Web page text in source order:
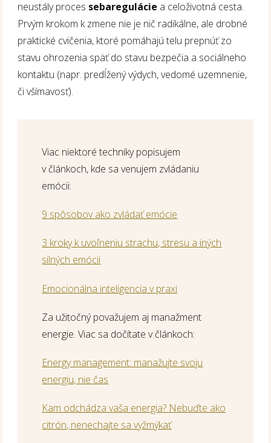
neustály proces sebaregulácie a celoživotná cesta.
Prvým krokom k zmene nie je nič radikálne, ale drobné
praktické cvičenia, ktoré pomáhajú telu prepnúť zo
stavu ohrozenia späť do stavu bezpečia a sociálneho
kontaktu (napr. predĺžený výdych, vedomé uzemnenie,
či všímavosť).
Viac niektoré techniky popisujem
v článkoch, kde sa venujem zvládaniu
emócii:
9 spôsobov ako zvládať emócie
3 kroky k uvoľneniu strachu, stresu a iných
silných emócii
Emocionálna inteligencia v praxi
Za užitočný považujem aj manažment
energie. Viac sa dočítate v článkoch:
Energy management: manažujte svoju
energiu, nie čas
Kam odchádza vaša energia? Nebuďte ako
citrón, nenechajte sa vyžmýkať